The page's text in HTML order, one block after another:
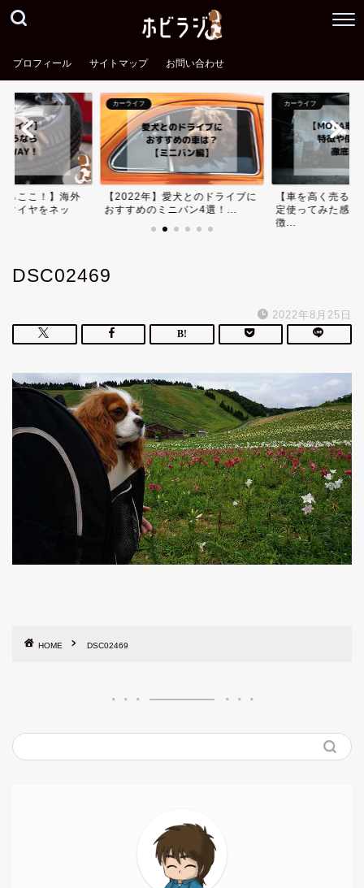
プロフィール サイトマップ お問い合わせ
らここ！】海外
タイヤをネッ
カーライフ
【2022年】愛犬とのドライブに
おすすめのミニバン4選！...
カーライフ
【車を高く売る
定使ってみた感想
徴...
DSC02469
2022年8月25日
HOME DSC02469